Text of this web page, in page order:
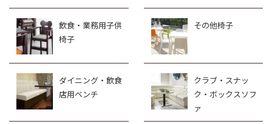
飲食・業務用子供
椅子
その他椅子
ダイニング・飲食
店用ベンチ
クラブ・スナッ
ク・ボックスソフ
ァ